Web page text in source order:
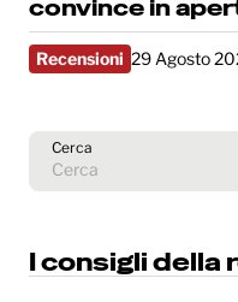
convince in
Recensioni 29 Agosto
Cerca
I consigli della